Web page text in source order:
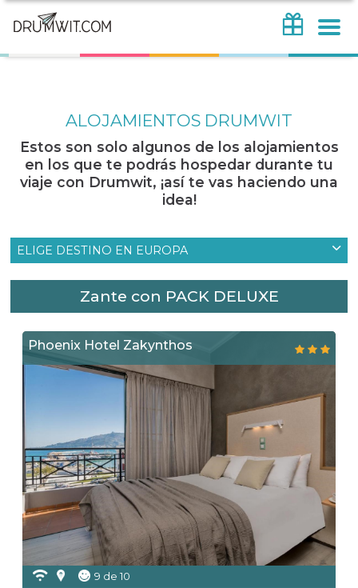
ALOJAMIENTOS DRUMWIT
Estos son solo algunos de los alojamientos
en los que te podrás hospedar durante tu
viaje con Drumwit, ¡así te vas haciendo una
idea!
ELIGE DESTINO EN EUROPA
Zante con PACK DELUXE
Phoenix Hotel Zakynthos
9 de 10